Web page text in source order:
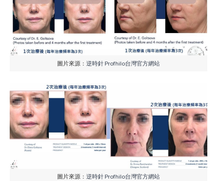
圖片來源： 逆時針 Profhilo台灣官方網站
圖片來源： 逆時針 Profhilo台灣官方網站